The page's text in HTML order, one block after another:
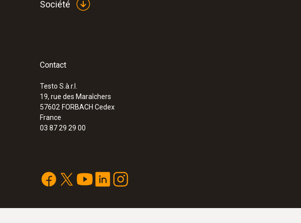
Société
Contact
Testo S.à.r.l.
19, rue des Maraîchers
57602 FORBACH Cedex
France
03 87 29 29 00